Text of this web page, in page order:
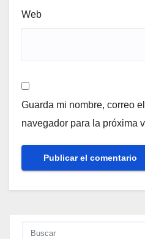
Web
Guarda mi nombre, correo
navegador para la próxima